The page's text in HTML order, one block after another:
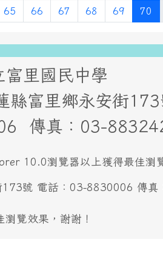
65 66 67 68 69 70 (
富里國民中學
縣富里鄉永安街
傳真：03-
10.0瀏覽器以上獲得最佳瀏
號 電話：03-8830006 傳真
覽效果，謝謝！